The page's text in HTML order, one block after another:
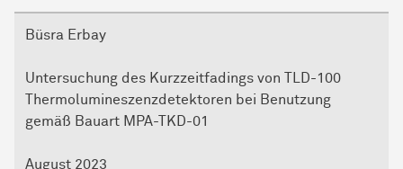
Büsra Erbay
Untersuchung des Kurzzeitfadings von TLD-100
Thermolumineszenzdetektoren bei Benutzung
gemäß Bauart MPA-TKD-01
August 2023